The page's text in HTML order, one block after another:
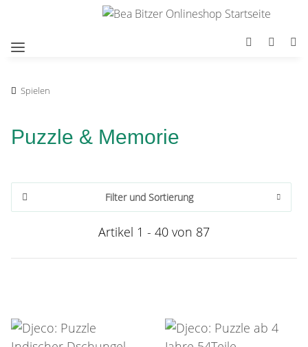
Spielen
Puzzle & Memorie
Filter und Sortierung
Artikel 1 - 40 von 87